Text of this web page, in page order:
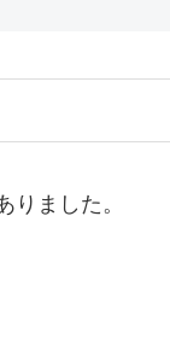
ました。